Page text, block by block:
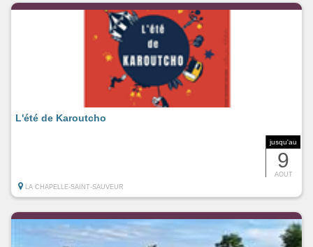
jusqu'au
9
AOUT
L'été de Karoutcho
LA CHAPELLE-SAINT-SAUVEUR